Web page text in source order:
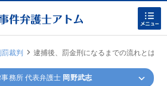
罰裁判 |逮捕後、罰金刑になるまでの流れとは？
務所 代表弁護士 岡野武志